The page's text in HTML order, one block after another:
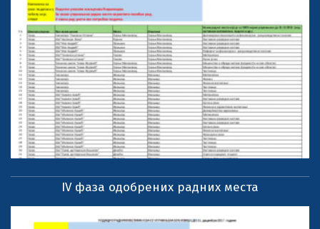
IV фаза одобрених радних места